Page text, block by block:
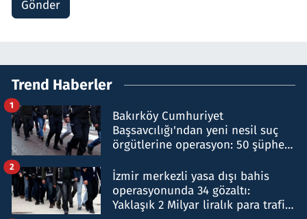
Gönder
Trend Haberler
Bakırköy Cumhuriyet
Başsavcılığı'ndan yeni nesil suç
örgütlerine operasyon: 50 şüpheli
1
İzmir merkezli yasa dışı bahis
operasyonunda 34 gözaltı:
Yaklaşık 2 Milyar liralık para trafiği
2